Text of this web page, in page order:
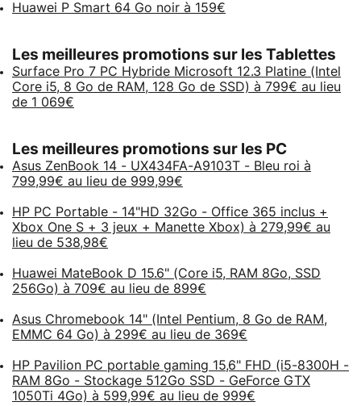
Huawei P Smart 64 Go noir à 159€
Les meilleures promotions sur les Tablettes
Surface Pro 7 PC Hybride Microsoft 12.3 Platine (Intel
Core i5, 8 Go de RAM, 128 Go de SSD) à 799€ au lieu
de 1 069€
Les meilleures promotions sur les PC
Asus ZenBook 14 - UX434FA-A9103T - Bleu roi à
799,99€ au lieu de 999,99€
HP PC Portable - 14"HD 32Go - Office 365 inclus +
Xbox One S + 3 jeux + Manette Xbox) à 279,99€ au
lieu de 538,98€
Huawei MateBook D 15.6" (Core i5, RAM 8Go, SSD
256Go) à 709€ au lieu de 899€
Asus Chromebook 14" (Intel Pentium, 8 Go de RAM,
EMMC 64 Go) à 299€ au lieu de 369€
HP Pavilion PC portable gaming 15,6" FHD (i5-8300H -
RAM 8Go - Stockage 512Go SSD - GeForce GTX
1050Ti 4Go) à 599,99€ au lieu de 999€